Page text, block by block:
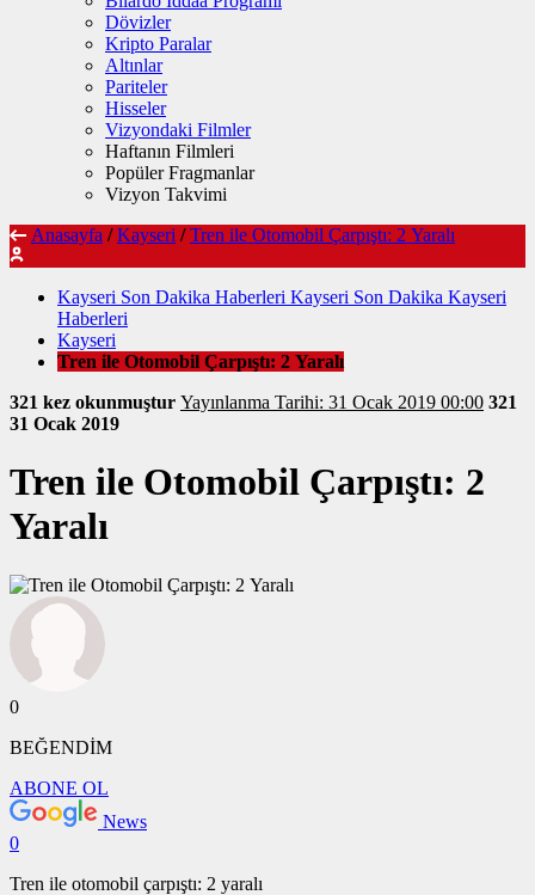
Dövizler
Kripto Paralar
Altınlar
Pariteler
Hisseler
Vizyondaki Filmler
Haftanın Filmleri
Popüler Fragmanlar
Vizyon Takvimi
Anasayfa / Kayseri / Tren ile Otomobil Çarpıştı: 2 Yaralı
Kayseri Son Dakika Haberleri Kayseri Son Dakika Kayseri
Haberleri
Kayseri
Tren ile Otomobil Çarpıştı: 2 Yaralı
321 kez okunmuştur
Yayınlanma Tarihi: 31 Ocak 2019 00:00 321
31 Ocak 2019
Tren ile Otomobil Çarpıştı: 2
Yaralı
0
BEĞENDİM
ABONE OL
News
0
Tren ile otomobil çarpıştı: 2 yaralı